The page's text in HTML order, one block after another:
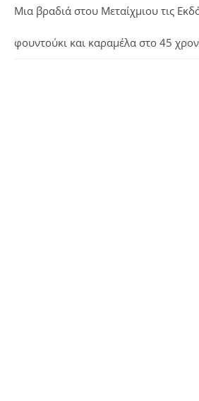
Μια βραδιά στου Μεταίχμιου τις
φουντούκι και καραμέλα στο 45